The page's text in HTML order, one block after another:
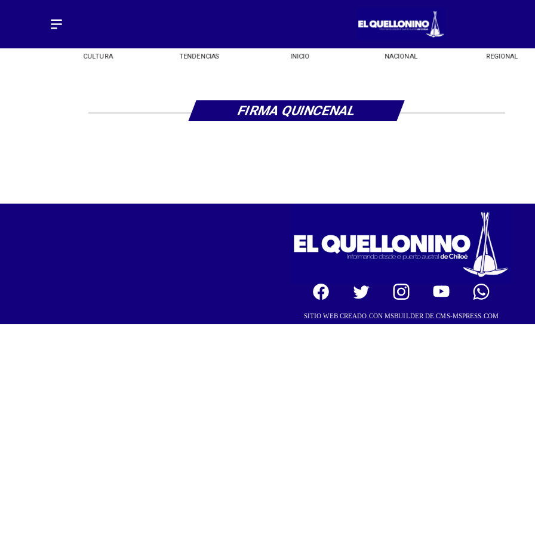
CULTURA TENDENCIAS INICIO NACIONAL REGIONAL
FIRMA QUINCENAL
SITIO WEB CREADO CON MSBUILDER DE CMS-MSPRESS.COM